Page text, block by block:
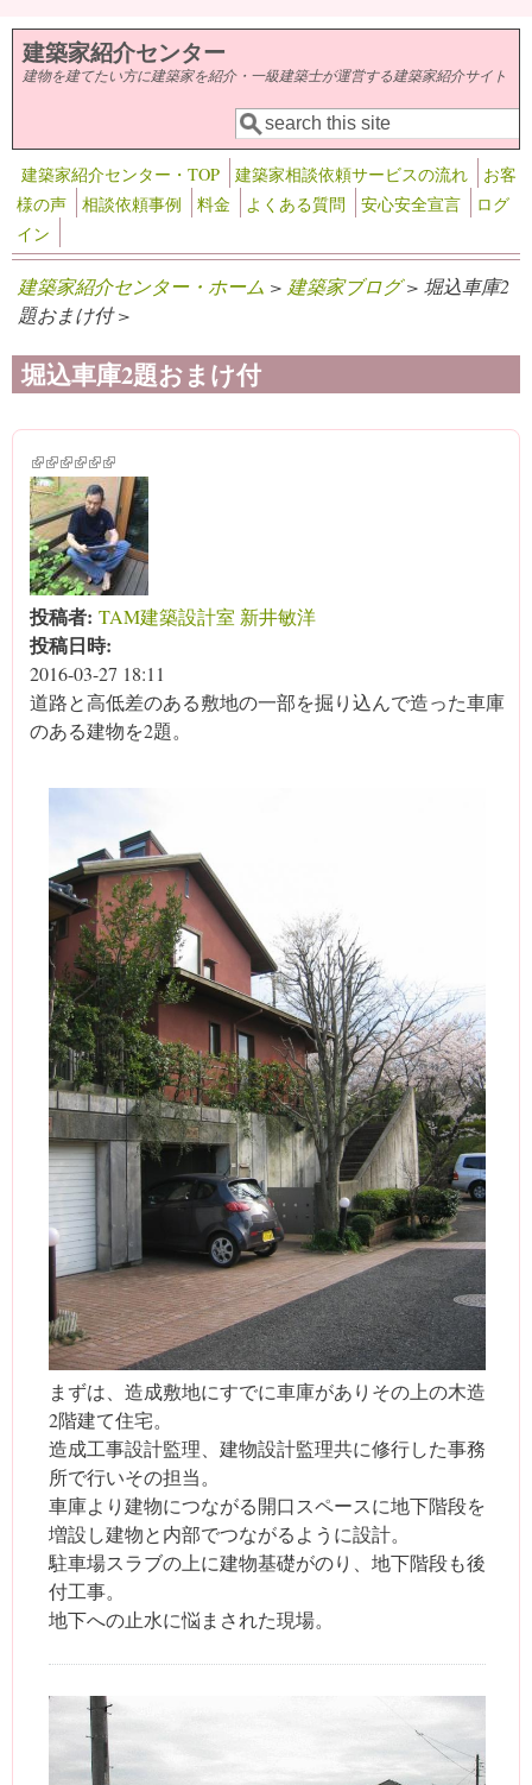
メインコンテンツに移動
建築家紹介センター
建物を建てたい方に建築家を紹介・一級建築士が運営する建築家紹介サイト
検索フォーム
検索
建築家紹介センター・TOP 建築家相談依頼サービスの流れ
お客
様の声
相談依頼事例 料金 よくある質問 安心安全宣言
ログ
イン
建築家紹介センター・ホーム > 建築家ブログ> 堀込車庫2
題おまけ付 >
堀込車庫2題おまけ付
(link is external)
(link is external)
(link is external)
(link is external)
(link is external)
(link is external)
投稿者: TAM建築設計室 新井敏洋
投稿日時:
2016-03-27 18:11
道路と高低差のある敷地の一部を掘り込んで造った車庫
のある建物を2題。
まずは、造成敷地にすでに車庫がありその上の木造
2階建て住宅。
造成工事設計監理、建物設計監理共に修行した事務
所で行いその担当。
車庫より建物につながる開口スペースに地下階段を
増設し建物と内部でつながるように設計。
駐車場スラブの上に建物基礎がのり、地下階段も後
付工事。
地下への止水に悩まされた現場。